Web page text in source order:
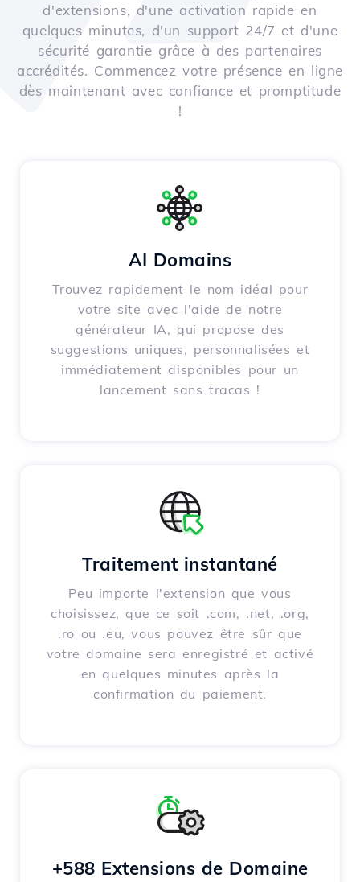
d'extensions, d'une activation rapide en
quelques minutes, d'un support 24/7 et d'une
sécurité garantie grâce à des partenaires
accrédités. Commencez votre présence en ligne
dès maintenant avec confiance et promptitude
!
AI Domains
Trouvez rapidement le nom idéal pour
votre site avec l'aide de notre
générateur IA, qui propose des
suggestions uniques, personnalisées et
immédiatement disponibles pour un
lancement sans tracas !
Traitement instantané
Peu importe l'extension que vous
choisissez, que ce soit .com, .net, .org,
.ro ou .eu, vous pouvez être sûr que
votre domaine sera enregistré et activé
en quelques minutes après la
confirmation du paiement.
+588 Extensions de Domaine